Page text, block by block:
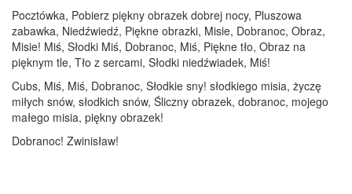
Pocztówka, Pobierz piękny obrazek dobrej nocy, Pluszowa
zabawka, Niedźwiedź, Piękne obrazki, Misie, Dobranoc, Obraz,
Misie! Miś, Słodki Miś, Dobranoc, Miś, Piękne tło, Obraz na
pięknym tle, Tło z sercami, Słodki niedźwiadek, Miś!
Cubs, Miś, Miś, Dobranoc, Słodkie sny! słodkiego misia, życzę
miłych snów, słodkich snów, Śliczny obrazek, dobranoc, mojego
małego misia, piękny obrazek!
Dobranoc! Zwinisław!